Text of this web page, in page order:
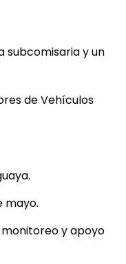
subcomisaria y un
de Vehículos
mayo.
monitoreo y apoyo